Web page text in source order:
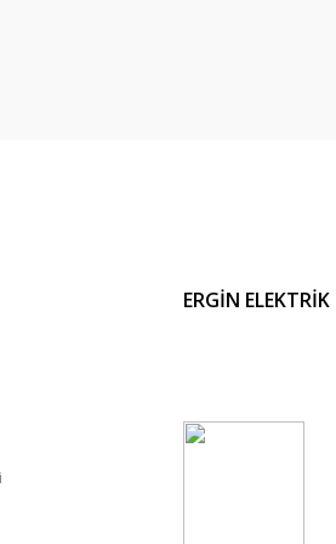
ERGİN ELEKTRİK